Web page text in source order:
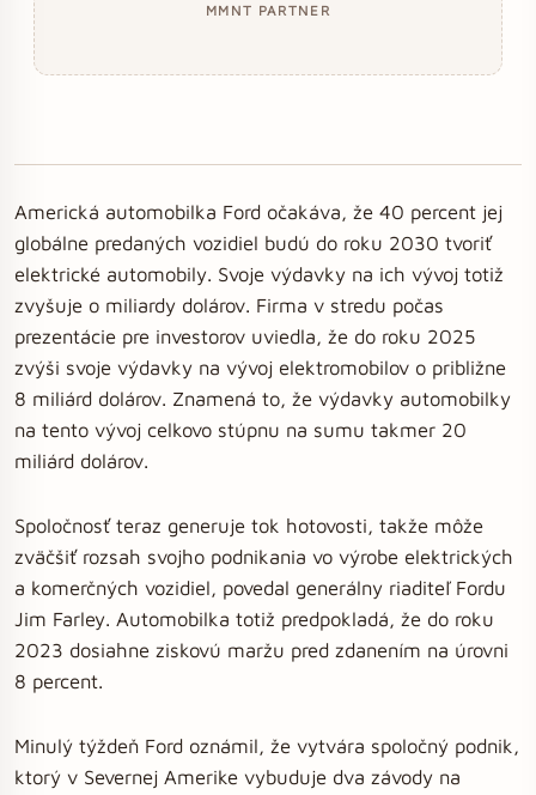
MMNT PARTNER
Americká automobilka Ford očakáva, že 40 percent jej
globálne predaných vozidiel budú do roku 2030 tvoriť
elektrické automobily. Svoje výdavky na ich vývoj totiž
zvyšuje o miliardy dolárov. Firma v stredu počas
prezentácie pre investorov uviedla, že do roku 2025
zvýši svoje výdavky na vývoj elektromobilov o približne
8 miliárd dolárov. Znamená to, že výdavky automobilky
na tento vývoj celkovo stúpnu na sumu takmer 20
miliárd dolárov.
Spoločnosť teraz generuje tok hotovosti, takže môže
zväčšiť rozsah svojho podnikania vo výrobe elektrických
a komerčných vozidiel, povedal generálny riaditeľ Fordu
Jim Farley. Automobilka totiž predpokladá, že do roku
2023 dosiahne ziskovú maržu pred zdanením na úrovni
8 percent.
Minulý týždeň Ford oznámil, že vytvára spoločný podnik,
ktorý v Severnej Amerike vybuduje dva závody na